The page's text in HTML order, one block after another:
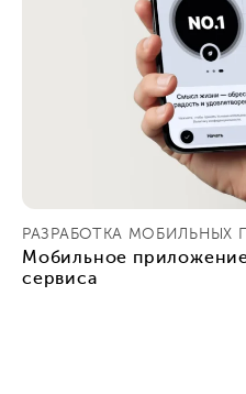
РАЗРАБОТКА МОБИЛЬНЫХ
Мобильное
сервиса